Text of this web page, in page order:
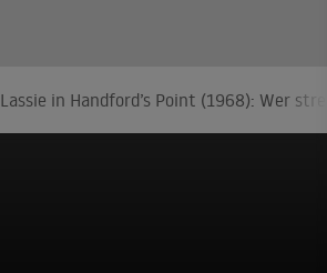
Lassie in Handford’s Point (1968): Wer